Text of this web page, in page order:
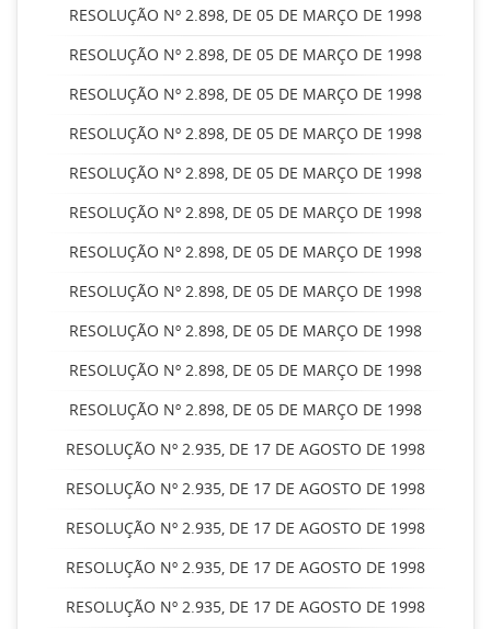
RESOLUÇÃO Nº 2.898, DE 05 DE MARÇO DE 1998
RESOLUÇÃO Nº 2.898, DE 05 DE MARÇO DE 1998
RESOLUÇÃO Nº 2.898, DE 05 DE MARÇO DE 1998
RESOLUÇÃO Nº 2.898, DE 05 DE MARÇO DE 1998
RESOLUÇÃO Nº 2.898, DE 05 DE MARÇO DE 1998
RESOLUÇÃO Nº 2.898, DE 05 DE MARÇO DE 1998
RESOLUÇÃO Nº 2.898, DE 05 DE MARÇO DE 1998
RESOLUÇÃO Nº 2.898, DE 05 DE MARÇO DE 1998
RESOLUÇÃO Nº 2.898, DE 05 DE MARÇO DE 1998
RESOLUÇÃO Nº 2.898, DE 05 DE MARÇO DE 1998
RESOLUÇÃO Nº 2.898, DE 05 DE MARÇO DE 1998
RESOLUÇÃO Nº 2.935, DE 17 DE AGOSTO DE 1998
RESOLUÇÃO Nº 2.935, DE 17 DE AGOSTO DE 1998
RESOLUÇÃO Nº 2.935, DE 17 DE AGOSTO DE 1998
RESOLUÇÃO Nº 2.935, DE 17 DE AGOSTO DE 1998
RESOLUÇÃO Nº 2.935, DE 17 DE AGOSTO DE 1998